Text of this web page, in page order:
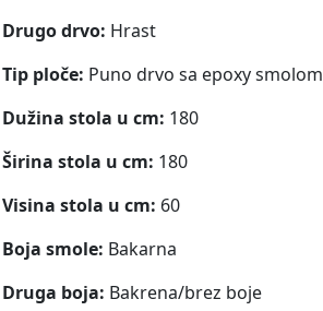
Drugo drvo: Hrast
Tip ploče: Puno drvo sa epoxy smolom
Dužina stola u cm: 180
Širina stola u cm: 180
Visina stola u cm: 60
Boja smole: Bakarna
Druga boja: Bakrena/brez boje